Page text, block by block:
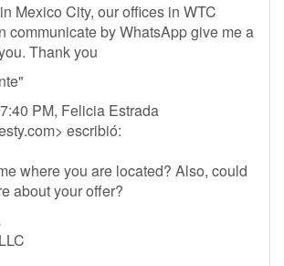
Mexico City, our offices in WTC
communicate by WhatsApp give me a
Thank you
PM, Felicia Estrada
> escribió:
where you are located? Also, could
about your offer?